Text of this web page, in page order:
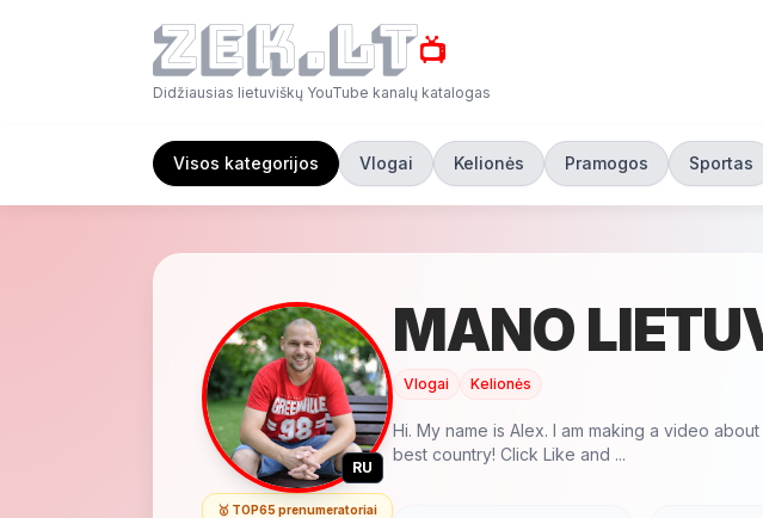
📺
Didžiausias lietuviškų YouTube kanalų katalogas
Visos kategorijos Vlogai Kelionės Pramogos Sportas
RU
🥇 TOP65 prenumeratoriai
MANO
Vlogai Kelionės
Hi. My name is Alex. I am making a video
best country! Click Like and ...